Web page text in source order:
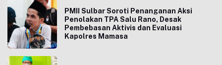
PMII Sulbar Soroti Penanganan Aksi
Penolakan TPA Salu Rano, Desak
Pembebasan Aktivis dan Evaluasi
Kapolres Mamasa